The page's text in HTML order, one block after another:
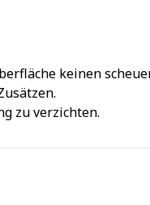
keinen
zu verzichten.